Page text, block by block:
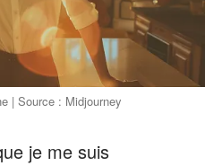
| Source : Midjourney
je me suis